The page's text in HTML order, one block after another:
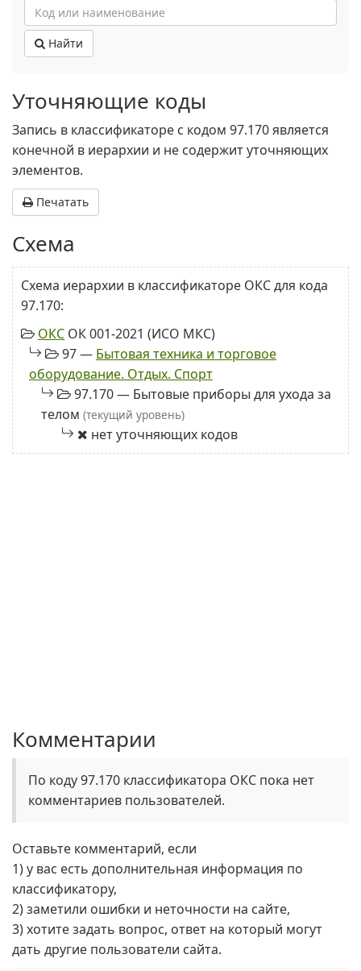
Найти
Уточняющие коды
Запись в классификаторе с кодом 97.170 является
конечной в иерархии и не содержит уточняющих
элементов.
Печатать
Схема
Схема иерархии в классификаторе ОКС для кода
97.170:
ОКС ОК 001-2021 (ИСО МКС)
97 — Бытовая техника и торговое
оборудование. Отдых. Спорт
97.170 — Бытовые приборы для ухода за
телом (текущий уровень)
нет уточняющих кодов
Комментарии
По коду 97.170 классификатора ОКС пока нет
комментариев пользователей.
Оставьте комментарий, если
1) у вас есть дополнительная информация по
классификатору,
2) заметили ошибки и неточности на сайте,
3) хотите задать вопрос, ответ на который могут
дать другие пользователи сайта.